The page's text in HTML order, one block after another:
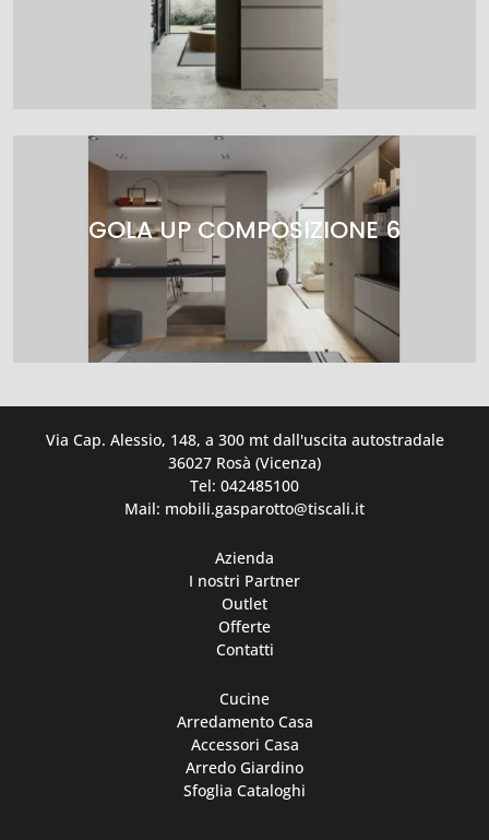
GOLA UP COMPOSIZIONE 6
Via Cap. Alessio, 148, a 300 mt dall'uscita autostradale
36027 Rosà (Vicenza)
Tel: 042485100
Mail: mobili.gasparotto@tiscali.it
Azienda
I nostri Partner
Outlet
Offerte
Contatti
Cucine
Arredamento Casa
Accessori Casa
Arredo Giardino
Sfoglia Cataloghi